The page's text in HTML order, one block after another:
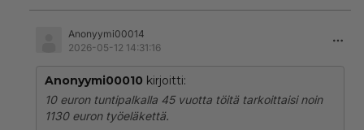
vasta työelämään siirtynyt tekee 10€ tuntipalkalla töitä
eläkeikään saakka niin hänen eläkkeensä on
Eläkkeen saa vain maksamalla eläkemaksuja ja
eläkmaksut maksetaan palkkojen perusteella jotka
tulevat työssäoloajalta.
Anonyymi00014
2026-05-12 14:31:16
Anonyymi00010 kirjoitti:
10 euron tuntipalkalla 45 vuotta töitä tarkoittaisi noin
1130 euron työeläkettä.